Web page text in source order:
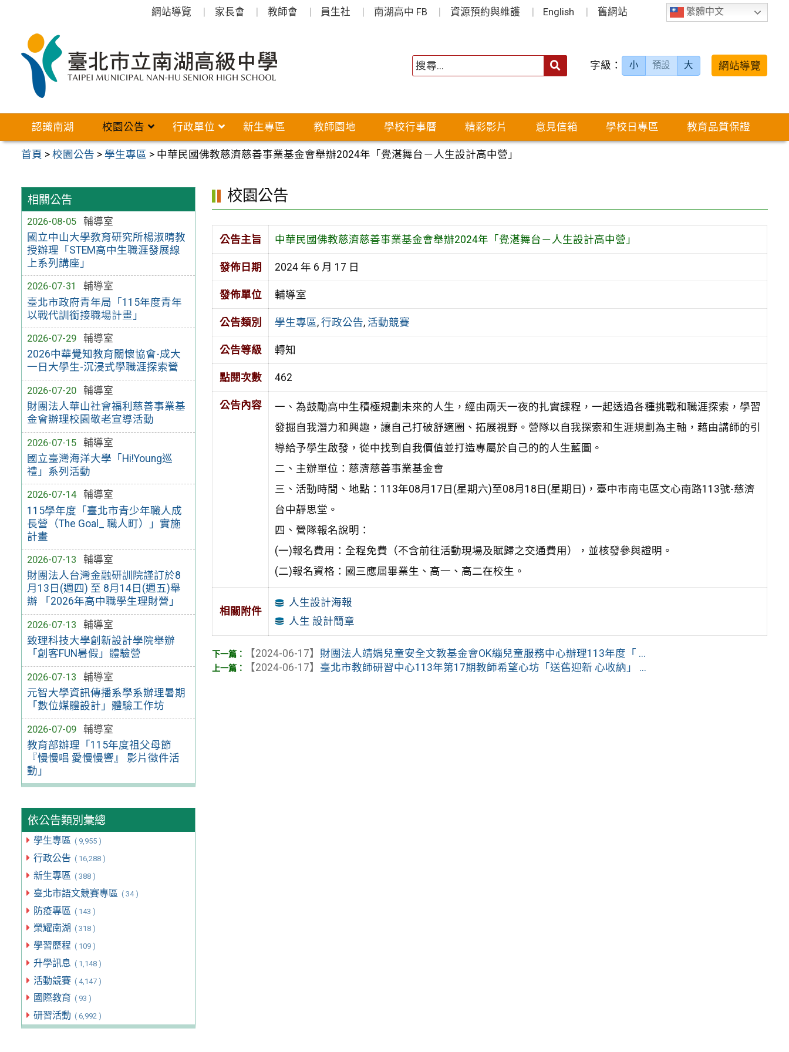
繁體中文
網站導覽 家長會 教師會 員生社 南湖高中 FB 資源預約與維護 English 舊網站
字級： 小 預設 大 網站導覽
認識南湖 校園公告 行政單位 新生專區 教師園地 學校行事曆 精彩影片 意見信箱 學校日專區 教育品質保證
首頁 >校園公告 > 學生專區 > 中華民國佛教慈濟慈善事業基金會舉辦2024年「覺湛舞台－人生設計高中營」
相關公告
2026-08-05
輔導室
國立中山大學教育研究所楊淑晴教
授辦理「STEM高中生職涯發展線
上系列講座」
2026-07-31
輔導室
臺北市政府青年局「115年度青年
以戰代訓銜接職場計畫」
2026-07-29
輔導室
2026中華覺知教育關懷協會-成大
一日大學生-沉浸式學職涯探索營
2026-07-20
輔導室
財團法人華山社會福利慈善事業基
金會辦理校園敬老宣導活動
2026-07-15
輔導室
國立臺灣海洋大學「Hi!Young巡
禮」系列活動
2026-07-14
輔導室
115學年度「臺北市青少年職人成
長營（The Goal_ 職人町）」實施
計畫
2026-07-13
輔導室
財團法人台灣金融研訓院謹訂於8
月13日(週四) 至 8月14日(週五)舉
辦 「2026年高中職學生理財營」
2026-07-13
輔導室
致理科技大學創新設計學院舉辦
「創客FUN暑假」體驗營
2026-07-13
輔導室
元智大學資訊傳播系學系辦理暑期
「數位媒體設計」體驗工作坊
2026-07-09
輔導室
教育部辦理「115年度祖父母節
『慢慢唱 愛慢慢響』 影片徵件活
動」
依公告類別彙總
學生專區 ( 9,955 )
行政公告 ( 16,288 )
新生專區 ( 388 )
臺北市語文競賽專區 ( 34 )
防疫專區 ( 143 )
榮耀南湖 ( 318 )
學習歷程 ( 109 )
升學訊息 ( 1,148 )
活動競賽 ( 4,147 )
國際教育 ( 93 )
研習活動 ( 6,992 )
校園公告
公告主旨 中華民國佛教慈濟慈善事業基金會舉辦2024年「覺湛舞台－人生設計高中營」
發佈日期 2024 年 6 月 17 日
發佈單位 輔導室
公告類別 學生專區, 行政公告, 活動競賽
公告等級 轉知
點閱次數 462
公告內容
一、為鼓勵高中生積極規劃未來的人生，經由兩天一夜的扎實課程，一起透過各種挑戰和職涯探索，學習
發掘自我潛力和興趣，讓自己打破舒適圈、拓展視野。營隊以自我探索和生涯規劃為主軸，藉由講師的引
導給予學生啟發，從中找到自我價值並打造專屬於自己的的人生藍圖。
二、主辦單位：慈濟慈善事業基金會
三、活動時間、地點：113年08月17日(星期六)至08月18日(星期日)，臺中市南屯區文心南路113號-慈濟
台中靜思堂。
四、營隊報名說明：
(一)報名費用：全程免費（不含前往活動現場及賦歸之交通費用），並核發參與證明。
(二)報名資格：國三應屆畢業生、高一、高二在校生。
相關附件
人生設計海報
人生 設計簡章
【2024-06-17】 財團法人靖娟兒童安全文教基金會OK繃兒童服務中心辦理113年度「 ...
【2024-06-17】 臺北市教師研習中心113年第17期教師希望心坊「送舊迎新 心收納」 ...